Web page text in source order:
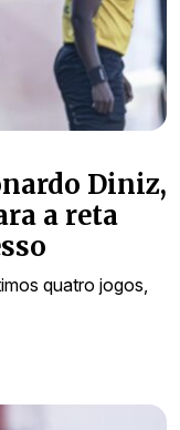
Diniz,
a reta
quatro jogos,